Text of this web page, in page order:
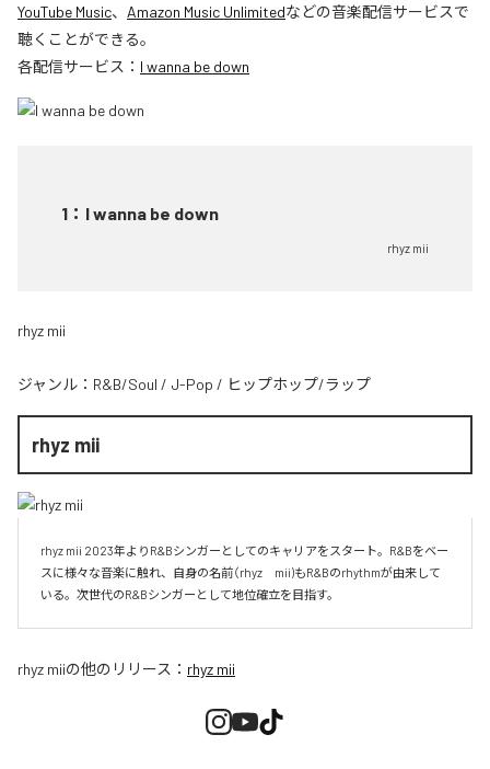
YouTube Music、 Amazon Music Unlimitedなどの音楽配信サービスで
聴くことができる。
各配信サービス： I wanna be down
1 ： I wanna be down
rhyz mii
rhyz mii
ジャンル： R&B/Soul / J-Pop / ヒップホップ/ラップ
rhyz mii
rhyz mii 2023年よりR&Bシンガーとしてのキャリアをスタート。R&Bをベー
スに様々な音楽に触れ、自身の名前（rhyz　mii)もR&Bのrhythmが由来して
いる。次世代のR&Bシンガーとして地位確立を目指す。
rhyz miiの他のリリース： rhyz mii